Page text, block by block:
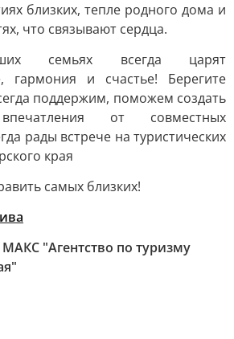
близких, тепле родного дома и
что связывают сердца.
семьях всегда царят
гармония и счастье! Берегите
поддержим, поможем создать
от совместных
рады встрече на туристических
края
самых близких!
МАКС "Агентство по туризму